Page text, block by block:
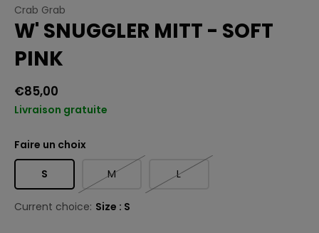
Crab Grab
W' SNUGGLER MITT - SOFT
PINK
€85,00
Livraison gratuite
Faire un choix
S M L
Current choice: Size : S